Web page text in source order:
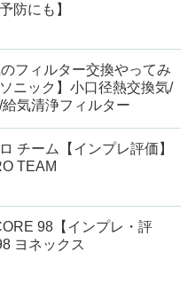
防にも】
フィルター交換やってみ
ニック】小口径熱交換気/
気清浄フィルター
チーム【インプレ評価】
TEAM
98【インプレ・評
ヨネックス